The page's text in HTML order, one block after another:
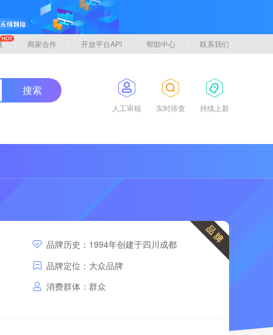
商家合作 开放平台API 帮助中心 联系我们
搜索
人工审核 实时排查 持续上新
品牌历史：1994年创建于四川成都
品牌定位：大众品牌
消费群体：群众